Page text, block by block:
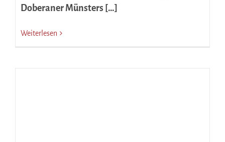
Doberaner Münsters […]
Weiterlesen